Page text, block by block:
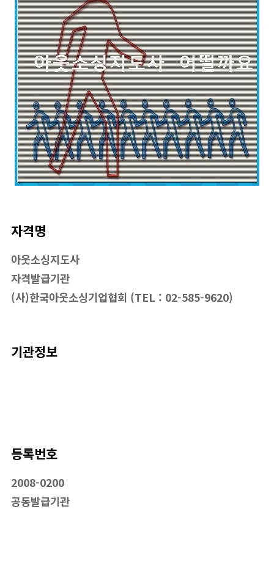
자격명
아웃소싱지도사
자격발급기관
(사)한국아웃소싱기업협회 (TEL : 02-585-9620)
기관정보
등록번호
2008-0200
공동발급기관